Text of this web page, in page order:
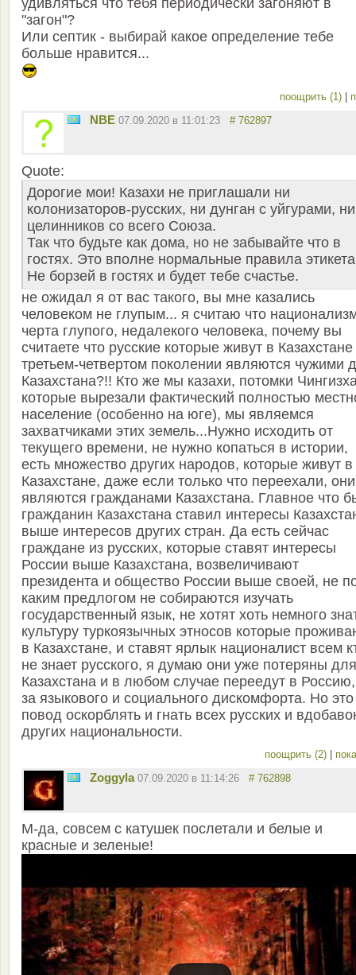
удивляться что тебя периодически загоняют в
"загон"?
Или септик - выбирай какое определение тебе
больше нравится...
поощрить (1)
NBE 07.09.2020 в 11:01:23 # 762897
Quote:
Дорогие мои! Казахи не приглашали ни
колонизаторов-русских, ни дунган с уйгурами, ни
целинников со всего Союза.
Так что будьте как дома, но не забывайте что в
гостях. Это вполне нормальные правила
Не борзей в гостях и будет тебе счастье.
не ожидал я от вас такого, вы мне казались
человеком не глупым... я считаю что
черта глупого, недалекого человека, почему вы
считаете что русские которые живут в
третьем-четвертом поколении являются чужими
Казахстана?!! Кто же мы казахи, потомки
которые вырезали фактический полностью
население (особенно на юге), мы являемся
захватчиками этих земель...Нужно исходить от
текущего времени, не нужно копаться в истории,
есть множество других народов, которые живут в
Казахстане, даже если только что переехали, они
являются гражданами Казахстана. Главное что
гражданин Казахстана ставил интересы
выше интересов других стран. Да есть сейчас
граждане из русских, которые ставят интересы
России выше Казахстана, возвеличивают
президента и общество России выше своей, не
каким предлогом не собираются изучать
государственный язык, не хотят хоть немного
культуру туркоязычных этносов которые
в Казахстане, и ставят ярлык националист всем
не знает русского, я думаю они уже потеряны для
Казахстана и в любом случае переедут в
за языкового и социального дискомфорта. Но
повод оскорблять и гнать всех русских и
других национальности.
поощрить (2)
Zoggyla 07.09.2020 в 11:14:26 # 762898
М-да, совсем с катушек послетали и белые и
красные и зеленые!